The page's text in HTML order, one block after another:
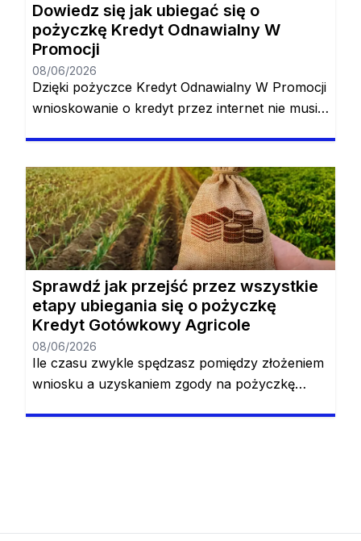
Dowiedz się jak ubiegać się o
pożyczkę Kredyt Odnawialny W
Promocji
08/06/2026
Dzięki pożyczce Kredyt Odnawialny W Promocji
wnioskowanie o kredyt przez internet nie musi
biurokracją. Najlepszy kredyt odnawialny jest w
zasięgu ręki, a jego złożenie zajmuje zaledwie
kilka minut dnia. To, co było już łatwe, wkrótce
stanie się jeszcze łatwiejsze, […]
Sprawdź jak przejść przez wszystkie
etapy ubiegania się o pożyczkę
Kredyt Gotówkowy Agricole
08/06/2026
Ile czasu zwykle spędzasz pomiędzy złożeniem
wniosku a uzyskaniem zgody na pożyczkę
momentu zatwierdzenia […]